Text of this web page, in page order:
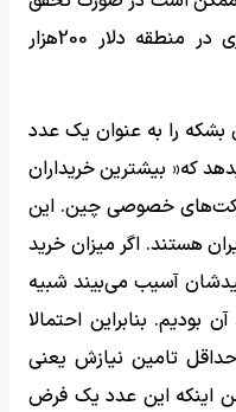
تهدیدات نتانیاهو و احتمال درگیری در منطقه دلار 200هزار
بشکه را به عنوان یک عدد
که« بیشترین خریداران
خصوصی چین. این
هستند. اگر میزان خرید
آسیب می‌بیند شبیه
سال 98 و 99 شاهد آن بودیم. بنابراین احتمالا
تامین نیازش یعنی
اینکه این عدد یک فرض